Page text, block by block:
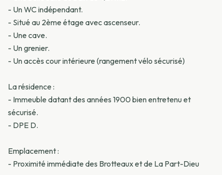
- Un WC indépendant.
- Situé au 2ème étage avec ascenseur.
- Une cave.
- Un grenier.
- Un accès cour intérieure (rangement vélo sécurisé)
La résidence :
- Immeuble datant des années 1900 bien entretenu et
sécurisé.
- DPE D.
Emplacement :
- Proximité immédiate des Brotteaux et de La Part-Dieu